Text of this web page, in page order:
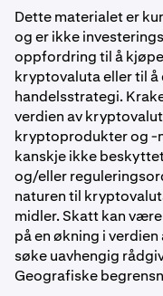
Trykk på VET
Trykk på Meld deg
Når du er påmeldt,
løpet av
automatisk via
1
1
700 000 VET
700 000 VET
2
2-3
700 000 VET
etter at utfordringen
Dette materialet er
og er ikke
oppfordring til å
kryptovaluta eller til å
handelsstrategi.
verdien av
kryptoprodukter og -
kanskje ikke
og/eller
naturen til
midler. Skatt kan
på en økning i
søke uavhengig
Geografiske